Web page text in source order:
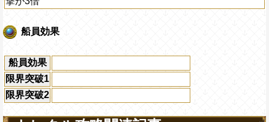
船員効果
船員効果
限界突破1
限界突破2